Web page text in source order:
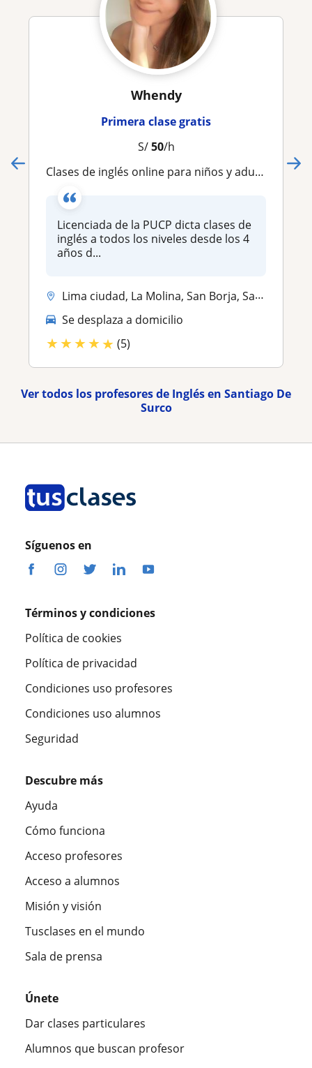
Whendy
Primera clase gratis
S/50/h
Clases de inglés online para niños y adultos
Licenciada de la PUCP dicta clases de
inglés a todos los niveles desde los 4
años d...
Lima ciudad, La Molina, San Borja, Santiago De Surco, San Isidro, Surq...
Se desplaza a domicilio
★★★★★ (5)
Ver todos los profesores de Inglés en Santiago De
Surco
Síguenos en
Términos y condiciones
Política de cookies
Política de privacidad
Condiciones uso profesores
Condiciones uso alumnos
Seguridad
Descubre más
Ayuda
Cómo funciona
Acceso profesores
Acceso a alumnos
Misión y visión
Tusclases en el mundo
Sala de prensa
Únete
Dar clases particulares
Alumnos que buscan profesor